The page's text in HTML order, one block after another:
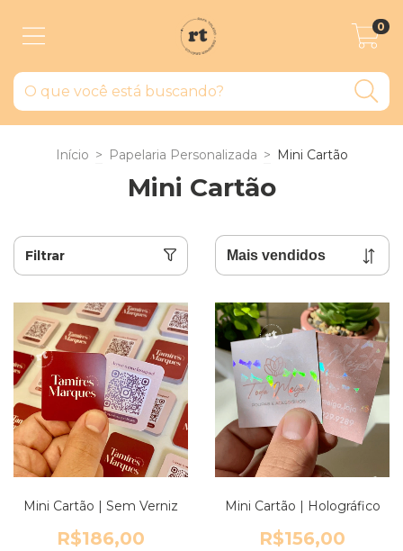
0
Início > Papelaria Personalizada > Mini Cartão
Mini Cartão
Filtrar
Mini Cartão | Sem Verniz
R$186,00
Mini Cartão | Holográfico
R$156,00